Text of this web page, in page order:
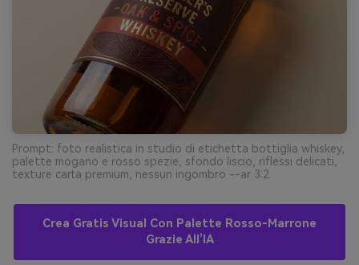
Prompt: foto realistica in studio di etichetta bottiglia whiskey,
palette mogano e rosso spezie, sfondo liscio, riflessi delicati,
texture carta premium, nessun ingombro --ar 3:2
Crea Gratis Visual Con Palette Rosso-Marrone
Grazie All’IA